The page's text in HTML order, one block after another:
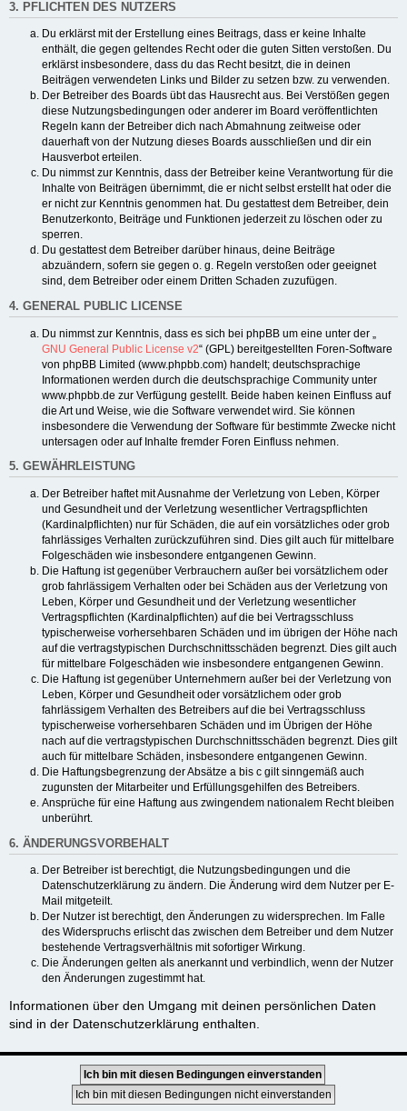
3. PFLICHTEN DES NUTZERS
Du erklärst mit der Erstellung eines Beitrags, dass er keine Inhalte
enthält, die gegen geltendes Recht oder die guten Sitten verstoßen. Du
erklärst insbesondere, dass du das Recht besitzt, die in deinen
Beiträgen verwendeten Links und Bilder zu setzen bzw. zu verwenden.
Der Betreiber des Boards übt das Hausrecht aus. Bei Verstößen gegen
diese Nutzungsbedingungen oder anderer im Board veröffentlichten
Regeln kann der Betreiber dich nach Abmahnung zeitweise oder
dauerhaft von der Nutzung dieses Boards ausschließen und dir ein
Hausverbot erteilen.
Du nimmst zur Kenntnis, dass der Betreiber keine Verantwortung für die
Inhalte von Beiträgen übernimmt, die er nicht selbst erstellt hat oder die
er nicht zur Kenntnis genommen hat. Du gestattest dem Betreiber, dein
Benutzerkonto, Beiträge und Funktionen jederzeit zu löschen oder zu
sperren.
Du gestattest dem Betreiber darüber hinaus, deine Beiträge
abzuändern, sofern sie gegen o. g. Regeln verstoßen oder geeignet
sind, dem Betreiber oder einem Dritten Schaden zuzufügen.
4. GENERAL PUBLIC LICENSE
Du nimmst zur Kenntnis, dass es sich bei phpBB um eine unter der „
GNU General Public License v2“ (GPL) bereitgestellten Foren-Software
von phpBB Limited (www.phpbb.com) handelt; deutschsprachige
Informationen werden durch die deutschsprachige Community unter
www.phpbb.de zur Verfügung gestellt. Beide haben keinen Einfluss auf
die Art und Weise, wie die Software verwendet wird. Sie können
insbesondere die Verwendung der Software für bestimmte Zwecke nicht
untersagen oder auf Inhalte fremder Foren Einfluss nehmen.
5. GEWÄHRLEISTUNG
Der Betreiber haftet mit Ausnahme der Verletzung von Leben, Körper
und Gesundheit und der Verletzung wesentlicher Vertragspflichten
(Kardinalpflichten) nur für Schäden, die auf ein vorsätzliches oder grob
fahrlässiges Verhalten zurückzuführen sind. Dies gilt auch für mittelbare
Folgeschäden wie insbesondere entgangenen Gewinn.
Die Haftung ist gegenüber Verbrauchern außer bei vorsätzlichem oder
grob fahrlässigem Verhalten oder bei Schäden aus der Verletzung von
Leben, Körper und Gesundheit und der Verletzung wesentlicher
Vertragspflichten (Kardinalpflichten) auf die bei Vertragsschluss
typischerweise vorhersehbaren Schäden und im übrigen der Höhe nach
auf die vertragstypischen Durchschnittsschäden begrenzt. Dies gilt auch
für mittelbare Folgeschäden wie insbesondere entgangenen Gewinn.
Die Haftung ist gegenüber Unternehmern außer bei der Verletzung von
Leben, Körper und Gesundheit oder vorsätzlichem oder grob
fahrlässigem Verhalten des Betreibers auf die bei Vertragsschluss
typischerweise vorhersehbaren Schäden und im Übrigen der Höhe
nach auf die vertragstypischen Durchschnittsschäden begrenzt. Dies gilt
auch für mittelbare Schäden, insbesondere entgangenen Gewinn.
Die Haftungsbegrenzung der Absätze a bis c gilt sinngemäß auch
zugunsten der Mitarbeiter und Erfüllungsgehilfen des Betreibers.
Ansprüche für eine Haftung aus zwingendem nationalem Recht bleiben
unberührt.
6. ÄNDERUNGSVORBEHALT
Der Betreiber ist berechtigt, die Nutzungsbedingungen und die
Datenschutzerklärung zu ändern. Die Änderung wird dem Nutzer per E-
Mail mitgeteilt.
Der Nutzer ist berechtigt, den Änderungen zu widersprechen. Im Falle
des Widerspruchs erlischt das zwischen dem Betreiber und dem Nutzer
bestehende Vertragsverhältnis mit sofortiger Wirkung.
Die Änderungen gelten als anerkannt und verbindlich, wenn der Nutzer
den Änderungen zugestimmt hat.
Informationen über den Umgang mit deinen persönlichen Daten
sind in der Datenschutzerklärung enthalten.